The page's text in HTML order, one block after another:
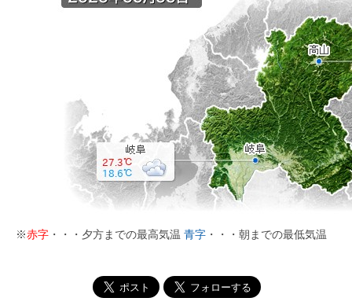
※赤字 ・・・夕方までの最高気温 青字 ・・・朝までの最低気温